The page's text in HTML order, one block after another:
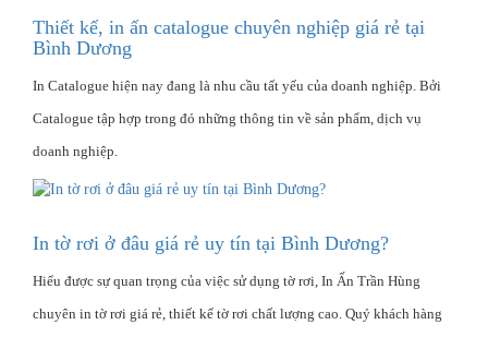
Thiết kế, in ấn catalogue chuyên nghiệp giá rẻ tại
Bình Dương
In Catalogue hiện nay đang là nhu cầu tất yếu của doanh nghiệp. Bởi
Catalogue tập hợp trong đó những thông tin về sản phẩm, dịch vụ
doanh nghiệp.
In tờ rơi ở đâu giá rẻ uy tín tại Bình Dương?
Hiểu được sự quan trọng của việc sử dụng tờ rơi, In Ấn Trần Hùng
chuyên in tờ rơi giá rẻ, thiết kế tờ rơi chất lượng cao. Quý khách hàng